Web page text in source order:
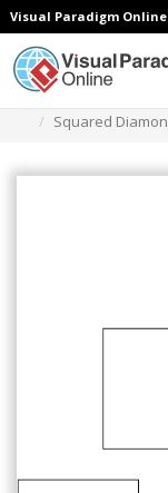
Visual Paradigm Online
Squared